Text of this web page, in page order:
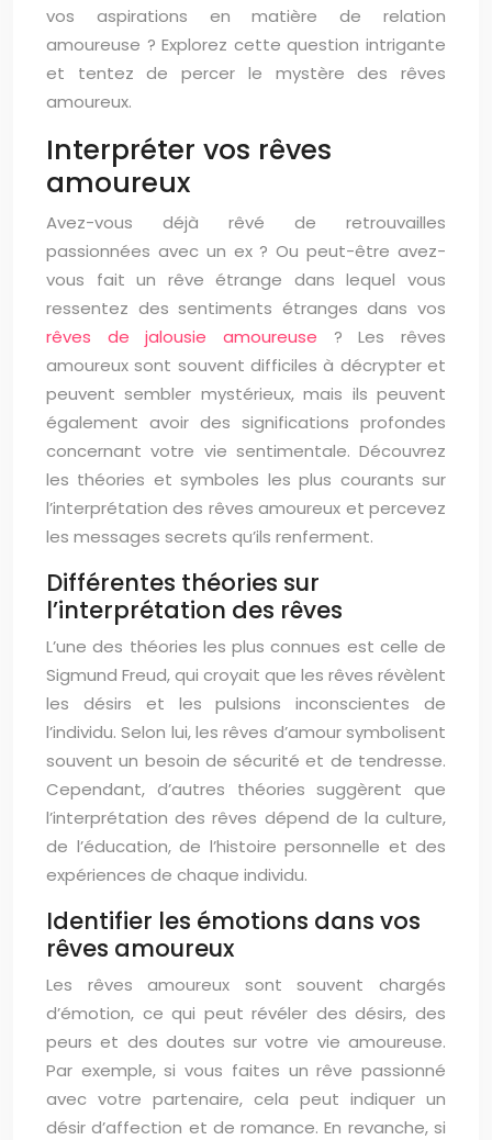
vos aspirations en matière de relation
amoureuse ? Explorez cette question intrigante
et tentez de percer le mystère des rêves
amoureux.
Interpréter vos rêves
amoureux
Avez-vous déjà rêvé de retrouvailles
passionnées avec un ex ? Ou peut-être avez-
vous fait un rêve étrange dans lequel vous
ressentez des sentiments étranges dans vos
rêves de jalousie amoureuse ? Les rêves
amoureux sont souvent difficiles à décrypter et
peuvent sembler mystérieux, mais ils peuvent
également avoir des significations profondes
concernant votre vie sentimentale. Découvrez
les théories et symboles les plus courants sur
l’interprétation des rêves amoureux et percevez
les messages secrets qu’ils renferment.
Différentes théories sur
l’interprétation des rêves
L’une des théories les plus connues est celle de
Sigmund Freud, qui croyait que les rêves révèlent
les désirs et les pulsions inconscientes de
l’individu. Selon lui, les rêves d’amour symbolisent
souvent un besoin de sécurité et de tendresse.
Cependant, d’autres théories suggèrent que
l’interprétation des rêves dépend de la culture,
de l’éducation, de l’histoire personnelle et des
expériences de chaque individu.
Identifier les émotions dans vos
rêves amoureux
Les rêves amoureux sont souvent chargés
d’émotion, ce qui peut révéler des désirs, des
peurs et des doutes sur votre vie amoureuse.
Par exemple, si vous faites un rêve passionné
avec votre partenaire, cela peut indiquer un
désir d’affection et de romance. En revanche, si